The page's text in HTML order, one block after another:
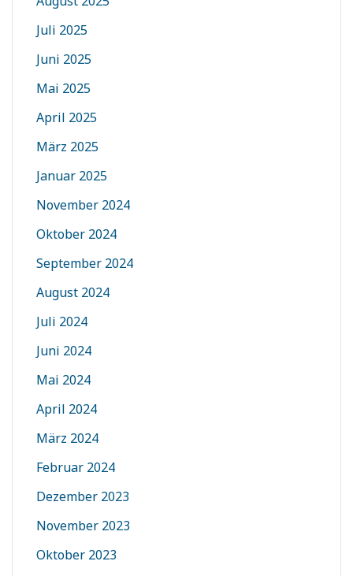
Juli 2025
Juni 2025
Mai 2025
April 2025
März 2025
Januar 2025
November 2024
Oktober 2024
September 2024
August 2024
Juli 2024
Juni 2024
Mai 2024
April 2024
März 2024
Februar 2024
Dezember 2023
November 2023
Oktober 2023